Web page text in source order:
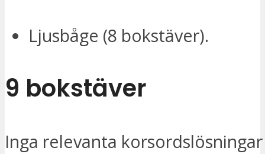
Ljusbåge (8 bokstäver).
9 bokstäver
Inga relevanta